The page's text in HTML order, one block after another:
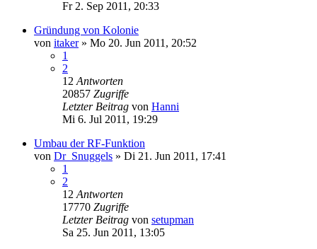
Fr 2. Sep 2011, 20:33
Gründung von Kolonie
von itaker» Mo 20. Jun 2011, 20:52
1
2
12 Antworten
20857 Zugriffe
Letzter Beitrag von Hanni
Mi 6. Jul 2011, 19:29
Umbau der RF-Funktion
von Dr_Snuggels » Di 21. Jun 2011, 17:41
1
2
12 Antworten
17770 Zugriffe
Letzter Beitrag von setupman
Sa 25. Jun 2011, 13:05